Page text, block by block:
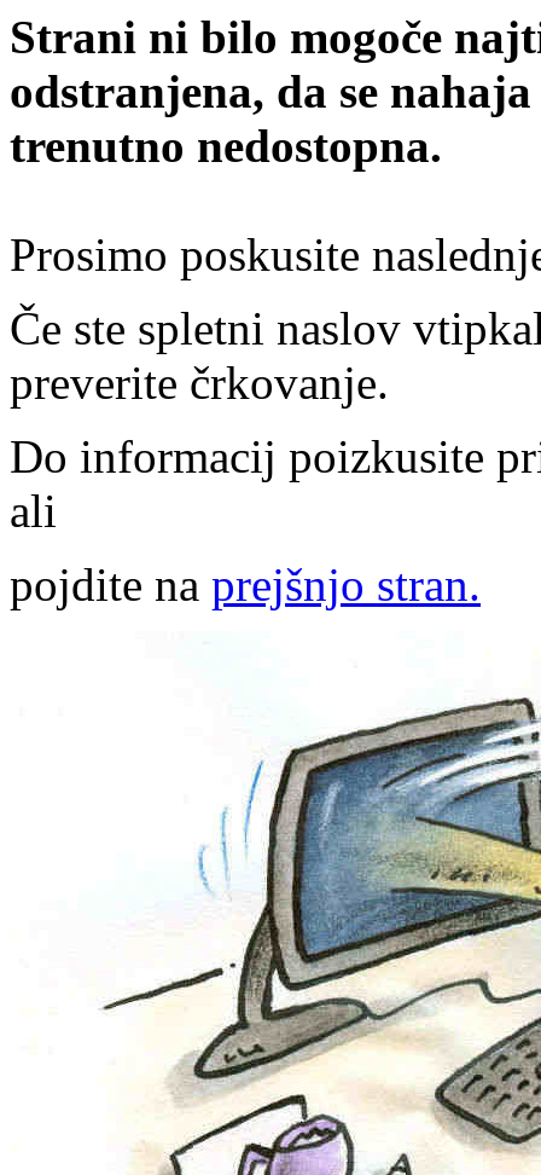
Strani ni bilo mogoče
odstranjena, da se
trenutno nedostopna.
Prosimo poskusite
Če ste spletni naslov
preverite črkovanje.
Do informacij poizkusite
ali
pojdite na prejšnjo stran.